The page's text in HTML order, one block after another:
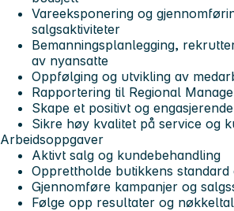
Vareeksponering og
salgsaktiviteter
Bemanningsplanlegging,
av nyansatte
Oppfølging og utvikling av
Rapportering til Regional
Skape et positivt og
Sikre høy kvalitet på service og
Arbeidsoppgaver
Aktivt salg og kundebehandling
Opprettholde butikkens standard
Gjennomføre kampanjer og
Følge opp resultater og